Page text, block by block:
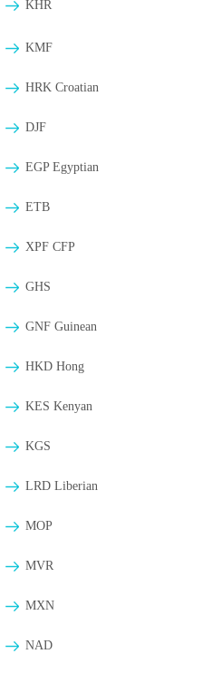
KHR
KMF
HRK Croatian
DJF
EGP Egyptian
ETB
XPF CFP
GHS
GNF Guinean
HKD Hong
KES Kenyan
KGS
LRD Liberian
MOP
MVR
MXN
NAD